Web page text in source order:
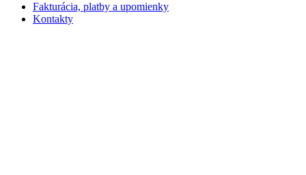
Fakturácia, platby a upomienky
Kontakty